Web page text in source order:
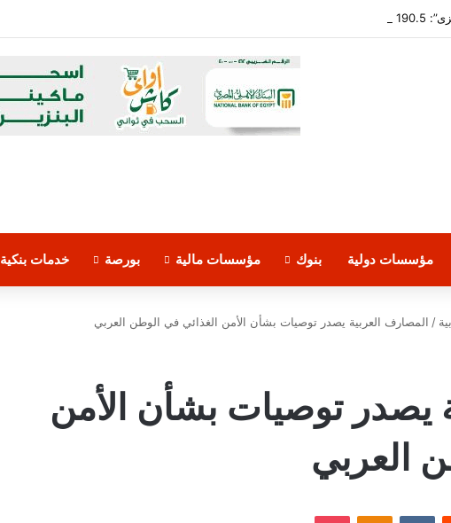
بين البنوك منذ بداية 2026
مؤسسات دولية بنوك مؤسسات مالية بورصة خدمات بنكية
/ المصارف العربية يصدر توصيات بشأن الأمن الغذائي في الوطن العربي
يصدر توصيات بشأن الأمن
العربي
Odnoklassniki
‫Pocket